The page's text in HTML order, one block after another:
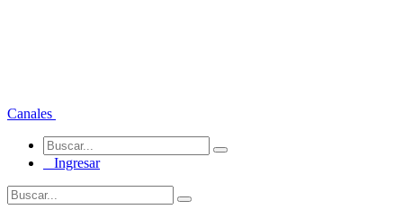
Canales
Ingresar